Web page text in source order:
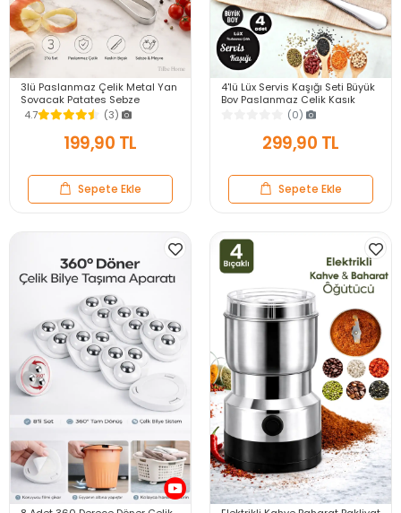
3lü Paslanmaz Çelik Metal Yan
Soyacak Patates Sebze
Salatalık Havuç Soyacağı
Mutfak Soyma Aparatı
4.7 (3)
199,90 TL
Sepete Ekle
4'lü Lüx Servis Kaşığı Seti Büyük
Boy Paslanmaz Çelik Kaşık
Salata Yemek Mutfak Kaşığı
(0)
299,90 TL
Sepete Ekle